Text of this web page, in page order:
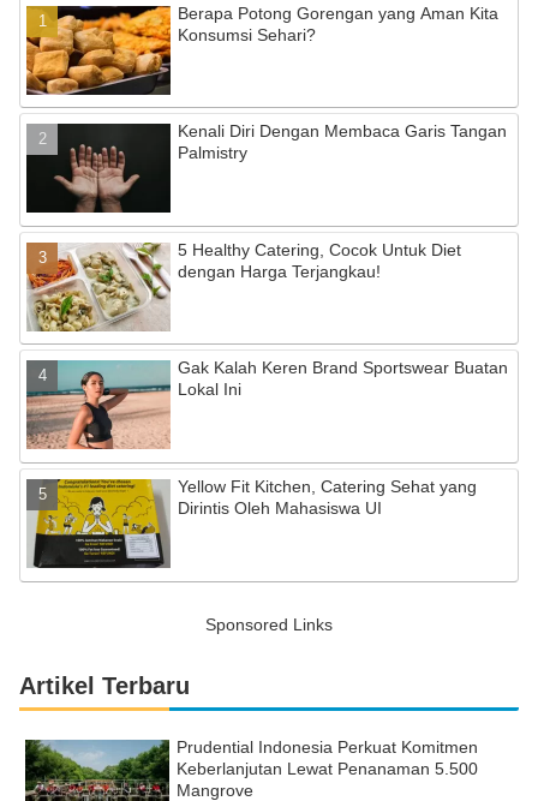
Berapa Potong Gorengan yang Aman Kita
Konsumsi Sehari?
Kenali Diri Dengan Membaca Garis Tangan
Palmistry
5 Healthy Catering, Cocok Untuk Diet
dengan Harga Terjangkau!
Gak Kalah Keren Brand Sportswear Buatan
Lokal Ini
Yellow Fit Kitchen, Catering Sehat yang
Dirintis Oleh Mahasiswa UI
Sponsored Links
Artikel Terbaru
Prudential Indonesia Perkuat Komitmen
Keberlanjutan Lewat Penanaman 5.500
Mangrove